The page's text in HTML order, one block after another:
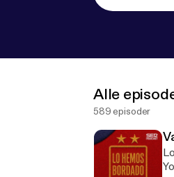
Alle
589 episoder